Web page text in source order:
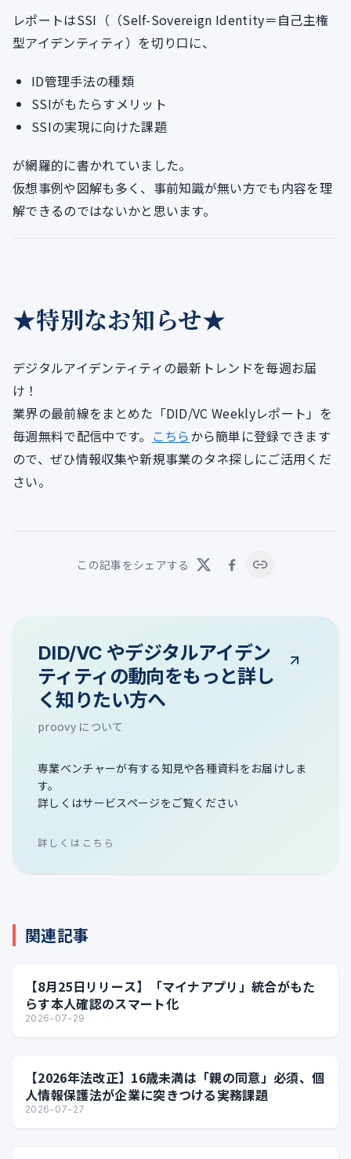
レポートはSSI（（Self-Sovereign Identity＝自己主権
型アイデンティティ）を切り口に、
ID管理手法の種類
SSIがもたらすメリット
SSIの実現に向けた課題
が網羅的に書かれていました。
仮想事例や図解も多く、事前知識が無い方でも内容を理
解できるのではないかと思います。
★特別なお知らせ★
デジタルアイデンティティの最新トレンドを毎週お届
け！
業界の最前線をまとめた「DID/VC Weeklyレポート」を
毎週無料で配信中です。 こちらから簡単に登録できます
ので、ぜひ情報収集や新規事業のタネ探しにご活用くだ
さい。
この記事をシェアする
DID/VC やデジタルアイデン
ティティの動向をもっと詳し
く知りたい方へ
proovy について
専業ベンチャーが有する知見や各種資料をお届けしま
す。
詳しくはサービスページをご覧ください
詳しくはこちら
関連記事
【8月25日リリース】「マイナアプリ」統合がもた
らす本人確認のスマート化
2026-07-29
【2026年法改正】16歳未満は「親の同意」必須、個
人情報保護法が企業に突きつける実務課題
2026-07-27